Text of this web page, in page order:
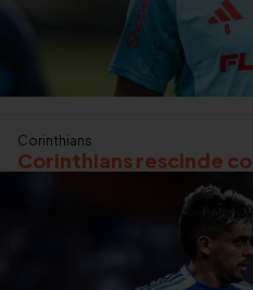
Corinthians
Corinthians rescinde